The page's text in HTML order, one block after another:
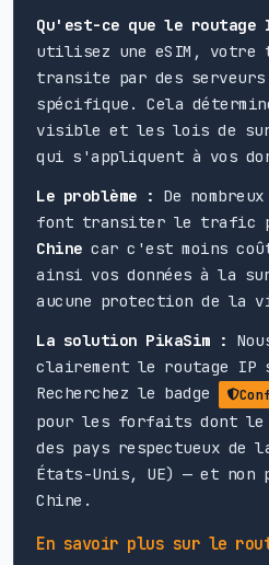
Qu'est-ce que le routage
utilisez une eSIM,
transite par des serveurs
spécifique. Cela
visible et les lois de
qui s'appliquent à vos
Le problème : De
font transiter le trafic
Chine car c'est moins
ainsi vos données à la
aucune protection de la
La solution PikaSim :
clairement le routage IP
Recherchez le badge
pour les forfaits dont
des pays respectueux
États-Unis, UE) — et non
Chine.
En savoir plus sur le